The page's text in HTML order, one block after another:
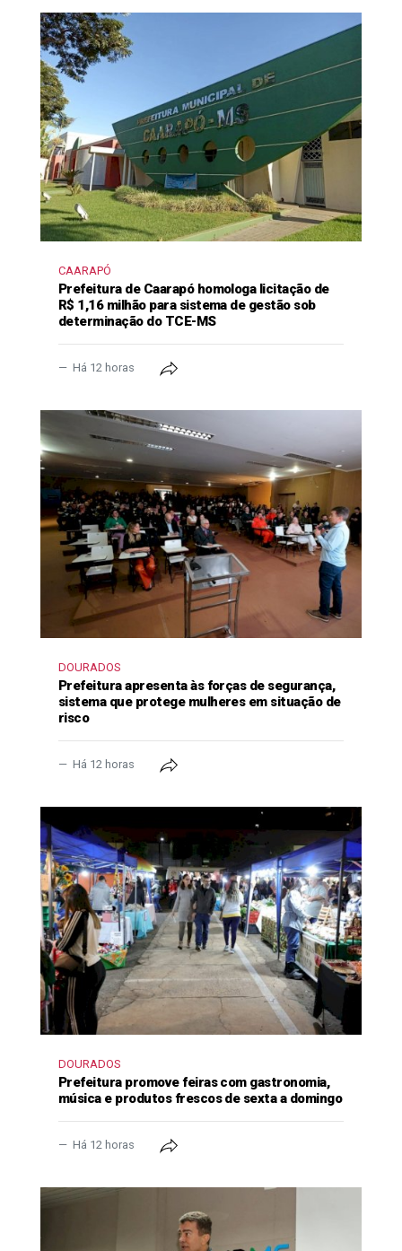
CAARAPÓ
Prefeitura de Caarapó homologa licitação de
R$ 1,16 milhão para sistema de gestão sob
determinação do TCE-MS
Há 12 horas
DOURADOS
Prefeitura apresenta às forças de segurança,
sistema que protege mulheres em situação de
risco
Há 12 horas
DOURADOS
Prefeitura promove feiras com gastronomia,
música e produtos frescos de sexta a domingo
Há 12 horas